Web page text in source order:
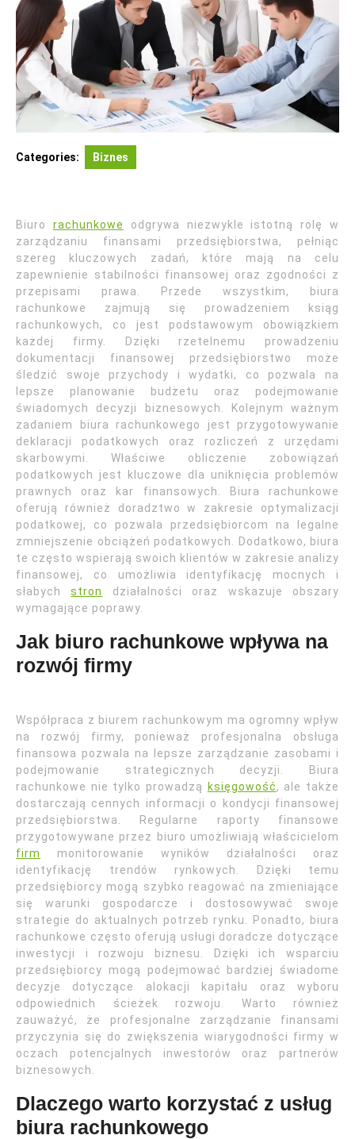
Categories: Biznes
Biuro rachunkowe
odgrywa niezwykle istotną rolę w
zarządzaniu finansami przedsiębiorstwa, pełniąc
szereg kluczowych zadań, które mają na celu
zapewnienie stabilności finansowej oraz zgodności z
przepisami prawa. Przede wszystkim, biura
rachunkowe zajmują się prowadzeniem ksiąg
rachunkowych, co jest podstawowym obowiązkiem
każdej firmy. Dzięki rzetelnemu prowadzeniu
dokumentacji finansowej przedsiębiorstwo może
śledzić swoje przychody i wydatki, co pozwala na
lepsze planowanie budżetu oraz podejmowanie
świadomych decyzji biznesowych. Kolejnym ważnym
zadaniem biura rachunkowego jest przygotowywanie
deklaracji podatkowych oraz rozliczeń z urzędami
skarbowymi. Właściwe obliczenie zobowiązań
podatkowych jest kluczowe dla uniknięcia problemów
prawnych oraz kar finansowych. Biura rachunkowe
oferują również doradztwo w zakresie optymalizacji
podatkowej, co pozwala przedsiębiorcom na legalne
zmniejszenie obciążeń podatkowych. Dodatkowo, biura
te często wspierają swoich klientów w zakresie analizy
finansowej, co umożliwia identyfikację mocnych i
słabychstron
działalności oraz wskazuje obszary
wymagające poprawy.
Jak biuro rachunkowe wpływa na
rozwój firmy
Współpraca z biurem rachunkowym ma ogromny wpływ
na rozwój firmy, ponieważ profesjonalna obsługa
finansowa pozwala na lepsze zarządzanie zasobami i
podejmowanie strategicznych decyzji. Biura
rachunkowe nie tylko prowadzą
księgowość, ale także
dostarczają cennych informacji o kondycji finansowej
przedsiębiorstwa. Regularne raporty finansowe
przygotowywane przez biuro umożliwiają właścicielom
firm
monitorowanie wyników działalności oraz
identyfikację trendów rynkowych. Dzięki temu
przedsiębiorcy mogą szybko reagować na zmieniające
się warunki gospodarcze i dostosowywać swoje
strategie do aktualnych potrzeb rynku. Ponadto, biura
rachunkowe często oferują usługi doradcze dotyczące
inwestycji i rozwoju biznesu. Dzięki ich wsparciu
przedsiębiorcy mogą podejmować bardziej świadome
decyzje dotyczące alokacji kapitału oraz wyboru
odpowiednich ścieżek rozwoju. Warto również
zauważyć, że profesjonalne zarządzanie finansami
przyczynia się do zwiększenia wiarygodności firmy w
oczach potencjalnych inwestorów oraz partnerów
biznesowych.
Dlaczego warto korzystać z usług
biura rachunkowego